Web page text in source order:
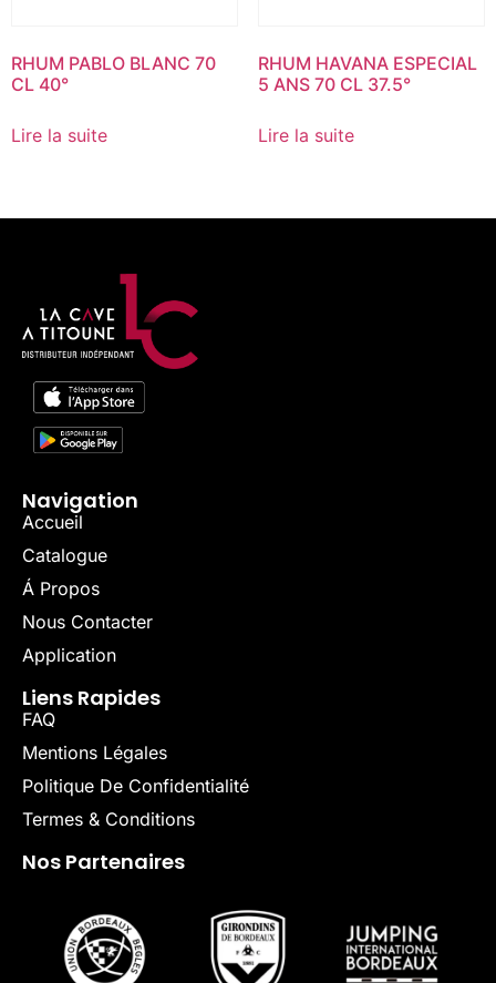
RHUM PABLO BLANC 70
CL 40°
Lire la suite
RHUM HAVANA ESPECIAL
5 ANS 70 CL 37.5°
Lire la suite
Navigation
Accueil
Catalogue
Á Propos
Nous Contacter
Application
Liens Rapides
FAQ
Mentions Légales
Politique De Confidentialité
Termes & Conditions
Nos Partenaires